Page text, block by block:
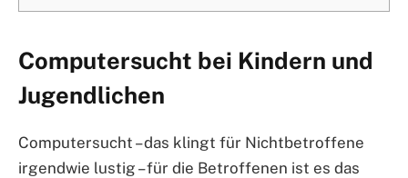
Computersucht bei Kindern und
Jugendlichen
Computersucht – das klingt für Nichtbetroffene
irgendwie lustig – für die Betroffenen ist es das